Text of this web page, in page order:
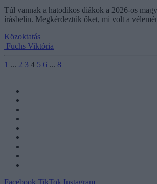
Túl vannak a hatodikos diákok a 2026-os
írásbelin. Megkérdeztük őket, mi volt a
Közoktatás
Fuchs Viktória
1 ... 2 3 4 5 6 ... 8
Facebook TikTok Instagram